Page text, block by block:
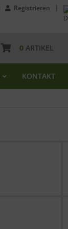
Registrieren
0 ARTIKEL
KONTAKT